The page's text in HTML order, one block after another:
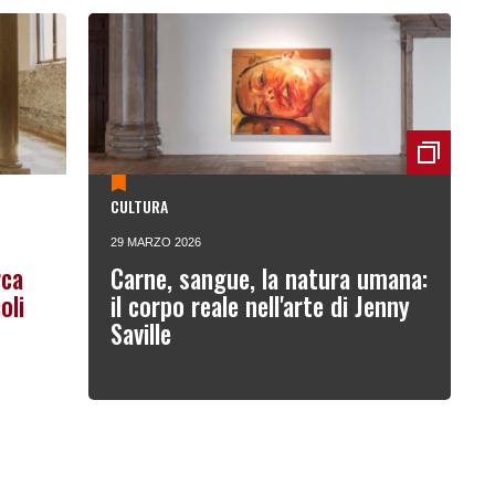
CULTURA
29 MARZO 2026
Carne, sangue, la natura umana:
il corpo reale nell'arte di Jenny
Saville